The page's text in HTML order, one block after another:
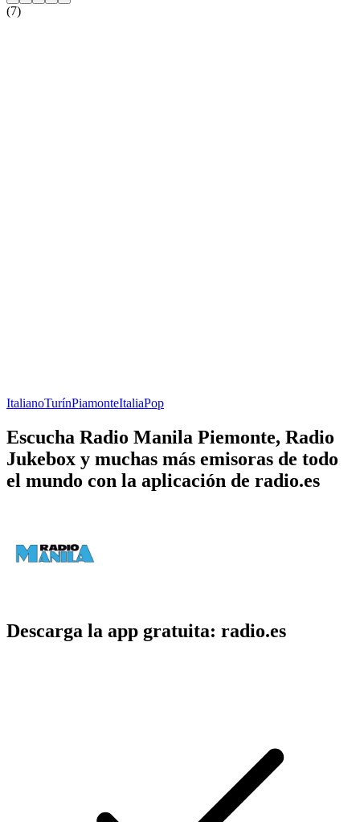
(7)
ItalianoTurínPiamonteItaliaPop
Escucha Radio Manila Piemonte, Radio
Jukebox y muchas más emisoras de todo
el mundo con la aplicación de radio.es
Descarga la app gratuita: radio.es